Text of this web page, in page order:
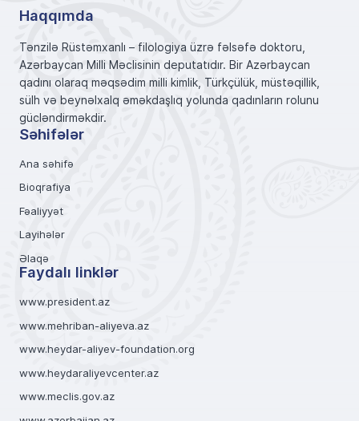
Haqqımda
Tənzilə Rüstəmxanlı – filologiya üzrə fəlsəfə doktoru,
Azərbaycan Milli Məclisinin deputatıdır. Bir Azərbaycan
qadını olaraq məqsədim milli kimlik, Türkçülük, müstəqillik,
sülh və beynəlxalq əməkdaşlıq yolunda qadınların rolunu
gücləndirməkdir.
Səhifələr
Ana səhifə
Bioqrafiya
Fəaliyyət
Layihələr
Əlaqə
Faydalı linklər
www.president.az
www.mehriban-aliyeva.az
www.heydar-aliyev-foundation.org
www.heydaraliyevcenter.az
www.meclis.gov.az